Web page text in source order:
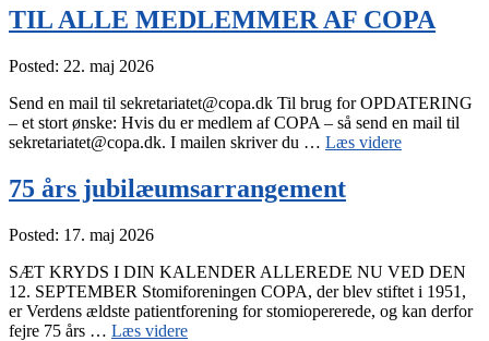
TIL ALLE MEDLEMMER AF COPA
Posted: 22. maj 2026
Send en mail til sekretariatet@copa.dk Til brug for OPDATERING
– et stort ønske: Hvis du er medlem af COPA – så send en mail til
sekretariatet@copa.dk. I mailen skriver du … Læs videre“TIL
75 års jubilæumsarrangement
Posted: 17. maj 2026
SÆT KRYDS I DIN KALENDER ALLEREDE NU VED DEN
12. SEPTEMBER Stomiforeningen COPA, der blev stiftet i 1951,
er Verdens ældste patientforening for stomiopererede, og kan derfor
fejre 75 års … Læs videre“75